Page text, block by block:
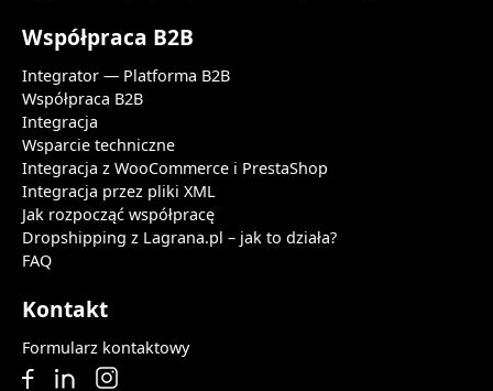
Współpraca B2B
Integrator — Platforma B2B
Współpraca B2B
Integracja
Wsparcie techniczne
Integracja z WooCommerce i PrestaShop
Integracja przez pliki XML
Jak rozpocząć współpracę
Dropshipping z Lagrana.pl – jak to działa?
FAQ
Kontakt
Formularz kontaktowy